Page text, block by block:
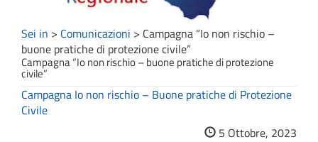
Sei in > Comunicazioni > Campagna “Io non rischio –
buone pratiche di protezione civile”
Campagna “Io non rischio – buone pratiche di protezione
civile”
Campagna Io non rischio – Buone pratiche di Protezione
Civile
5 Ottobre, 2023